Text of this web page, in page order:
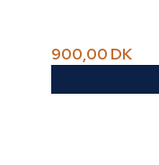
900,00 DK